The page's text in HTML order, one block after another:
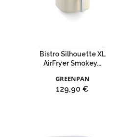
Bistro Silhouette XL
AirFryer Smokey...
GREENPAN
Prix
129,90 €